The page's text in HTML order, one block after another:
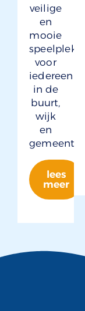
veilige
en
mooie
speelplek
voor
iedereen
in de
buurt,
wijk
en
gemeente.
lees
meer